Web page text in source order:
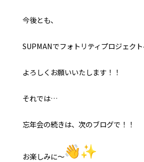
今後とも、
SUPMANでフォトリティプロジェクト
よろしくお願いいたします！！
それでは…
忘年会の続きは、次のブログで！！
お楽しみに〜